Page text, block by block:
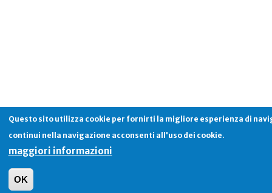
Questo sito utilizza cookie per fornirti la migliore esperienza di
continui nella navigazione acconsenti all'uso dei cookie.
maggiori informazioni
OK